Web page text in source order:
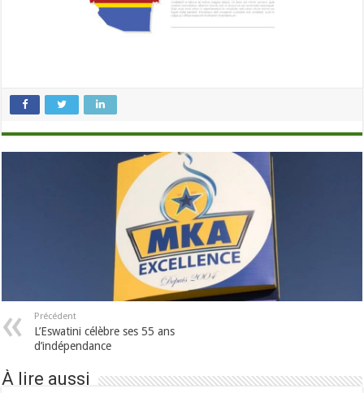
Précédent
L’Eswatini célèbre ses 55 ans
d’indépendance
À lire aussi